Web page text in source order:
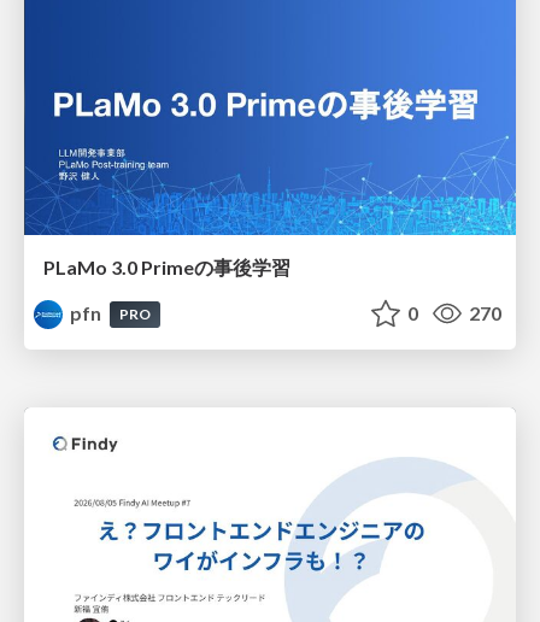
PLaMo 3.0 Primeの事後学習
pfn
PRO 0 270